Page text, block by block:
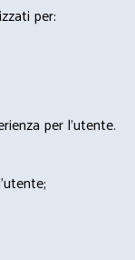
per:
per l'utente.